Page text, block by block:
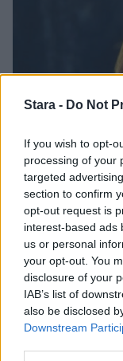
Stara - Do Not
If you wish to opt-
processing of your
targeted
section to confirm
opt-out request is
interest-based ads
us or personal
your opt-out. You
disclosure of your
IAB’s list of
also be disclosed
Downstream
Galleria
3.10.2011, 16:00
ihastutti